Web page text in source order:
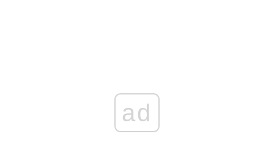
ad